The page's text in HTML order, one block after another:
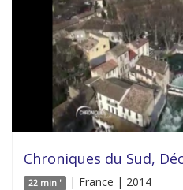
Chroniques du Sud,
22 min ' | France | 2014